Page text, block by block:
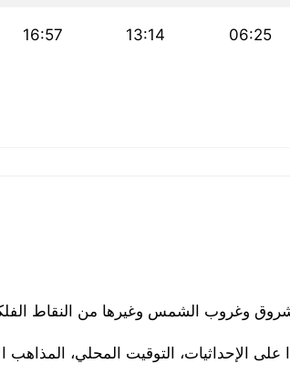
06:25
13:14
16:57
شروق وغروب الشمس وغيرها من النقاط
الإحداثيات، التوقيت المحلي،